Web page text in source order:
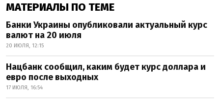
МАТЕРИАЛЫ ПО ТЕМЕ
Банки Украины опубликовали актуальный курс
валют на 20 июля
20 ИЮЛЯ, 12:15
Нацбанк сообщил, каким будет курс доллара и
евро после выходных
17 ИЮЛЯ, 16:54